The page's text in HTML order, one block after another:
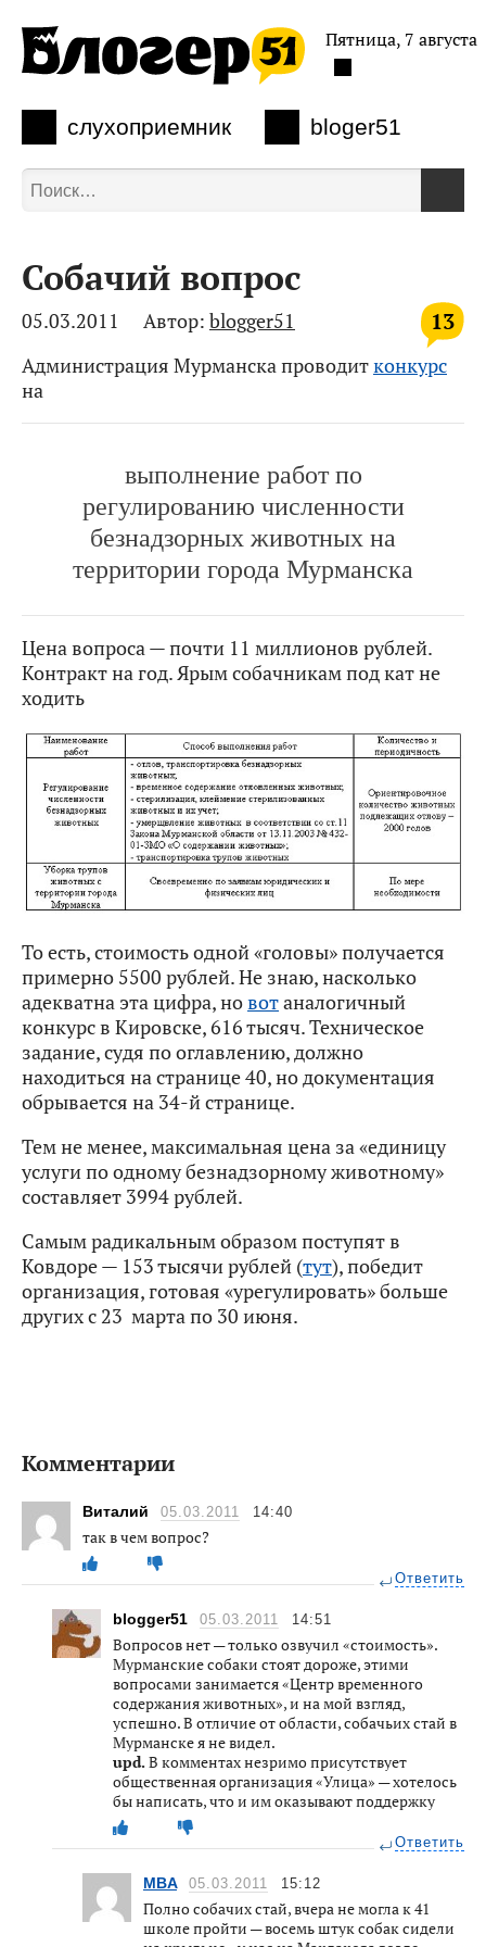
слухоприемник bloger51
Пятница, 7 августа
Собачий вопрос
13
05.03.2011 Автор: blogger51
Администрация Мурманска проводитконкурс
на
выполнение работ по
регулированию численности
безнадзорных животных на
территории города Мурманска
Цена вопроса — почти 11 миллионов рублей.
Контракт на год. Ярым собачникам под кат не
ходить
То есть, стоимость одной «головы» получается
примерно 5500 рублей. Не знаю, насколько
адекватна эта цифра, новотаналогичный
конкурс в Кировске, 616 тысяч. Техническое
задание, судя по оглавлению, должно
находиться на странице 40, но документация
обрывается на 34-й странице.
Тем не менее, максимальная цена за «единицу
услуги по одному безнадзорному животному»
составляет 3994 рублей.
Самым радикальным образом поступят в
Ковдоре — 153 тысячи рублей (тут), победит
организация, готовая «урегулировать» больше
других с 23 марта по 30 июня.
Комментарии
Виталий 05.03.2011 14:40
так в чем вопрос?
Ответить
blogger51 05.03.2011 14:51
Вопросов нет — только озвучил «стоимость».
Мурманские собаки стоят дороже, этими
вопросами занимается «Центр временного
содержания животных», и на мой взгляд,
успешно. В отличие от области, собачьих стай в
Мурманске я не видел.
upd.В комментах незримо присутствует
общественная организация «Улица» — хотелось
бы написать, что и им оказывают поддержку
Ответить
MBA 05.03.2011 15:12
Полно собачих стай, вчера не могла к 41
школе пройти — восемь штук собак сидели